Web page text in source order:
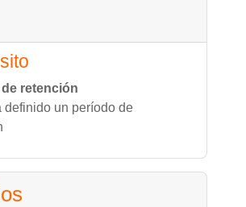
retención
definido un período de